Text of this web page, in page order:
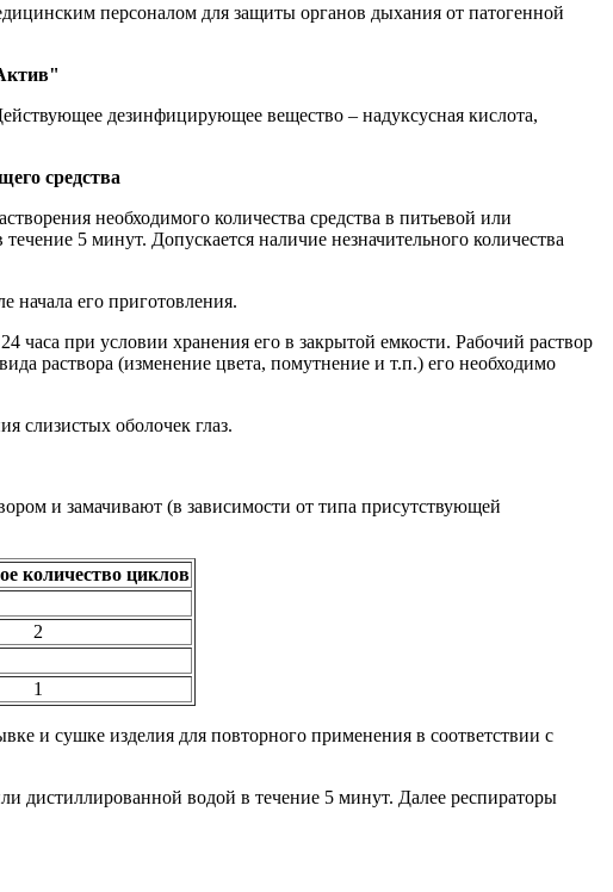
персоналом для защиты органов дыхания от патогенной
дезинфицирующее вещество – надуксусная кислота,
средства
необходимого количества средства в питьевой или
5 минут. Допускается наличие незначительного количества
начала его приготовления.
часа при условии хранения его в закрытой емкости. Рабочий раствор
раствора (изменение цвета, помутнение и т.п.) его необходимо
слизистых оболочек глаз.
и замачивают (в зависимости от типа присутствующей
количество циклов
2
1
и сушке изделия для повторного применения в соответствии с
дистиллированной водой в течение 5 минут. Далее респираторы